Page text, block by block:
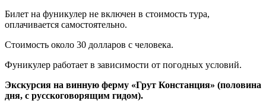
Билет на фуникулер не включен в стоимость тура,
оплачивается самостоятельно.
Стоимость около 30 долларов с человека.
Фуникулер работает в зависимости от погодных условий.
Экскурсия на винную ферму «Грут Констанция» (половина
дня, с русскоговорящим гидом).